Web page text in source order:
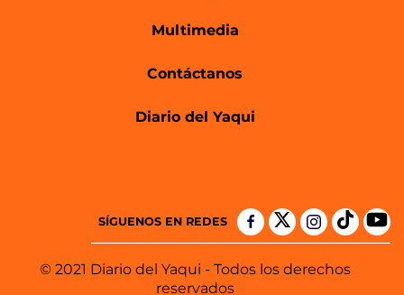
Multimedia
Contáctanos
Diario del Yaqui
SÍGUENOS EN REDES
© 2021 Diario del Yaqui - Todos los derechos
reservados